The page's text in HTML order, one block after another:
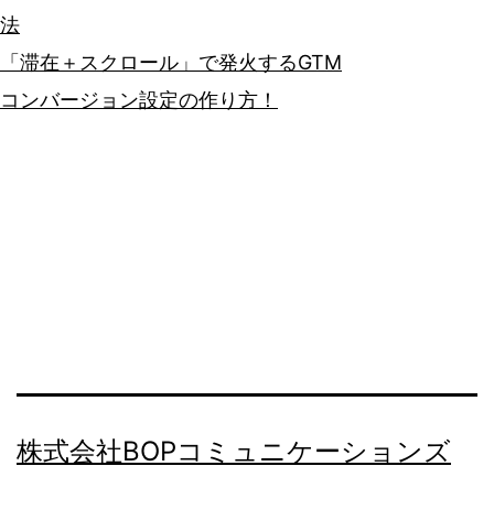
法
「滞在＋スクロール」で発火するGTM
コンバージョン設定の作り方！
株式会社BOPコミュニケーションズ